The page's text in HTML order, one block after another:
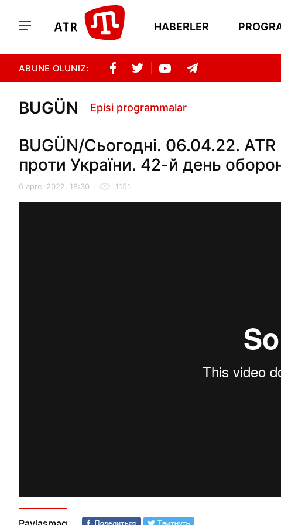
HABERLER
ABUNE OLUNIZ:
BUGÜN Episi programmalar
BUGÜN/Сьогодні. 06.04.22.
проти України. 42-й день
6 aprel 2022, 18:30 1151